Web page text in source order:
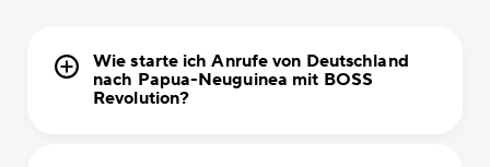
Wie starte ich Anrufe von Deutschland
nach Papua-Neuguinea mit BOSS
Revolution?